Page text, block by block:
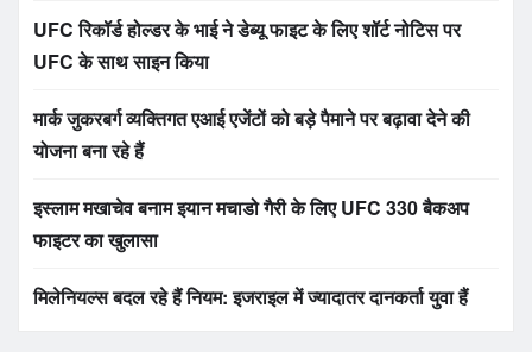
UFC रिकॉर्ड होल्डर के भाई ने डेब्यू फाइट के लिए शॉर्ट नोटिस पर
UFC के साथ साइन किया
मार्क जुकरबर्ग व्यक्तिगत एआई एजेंटों को बड़े पैमाने पर बढ़ावा देने की
योजना बना रहे हैं
इस्लाम मखाचेव बनाम इयान मचाडो गैरी के लिए UFC 330 बैकअप
फाइटर का खुलासा
मिलेनियल्स बदल रहे हैं नियम: इजराइल में ज्यादातर दानकर्ता युवा हैं